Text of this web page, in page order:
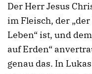
Der Herr Jesus
im Fleisch, der
Leben“ ist, und
auf Erden“
genau das. In